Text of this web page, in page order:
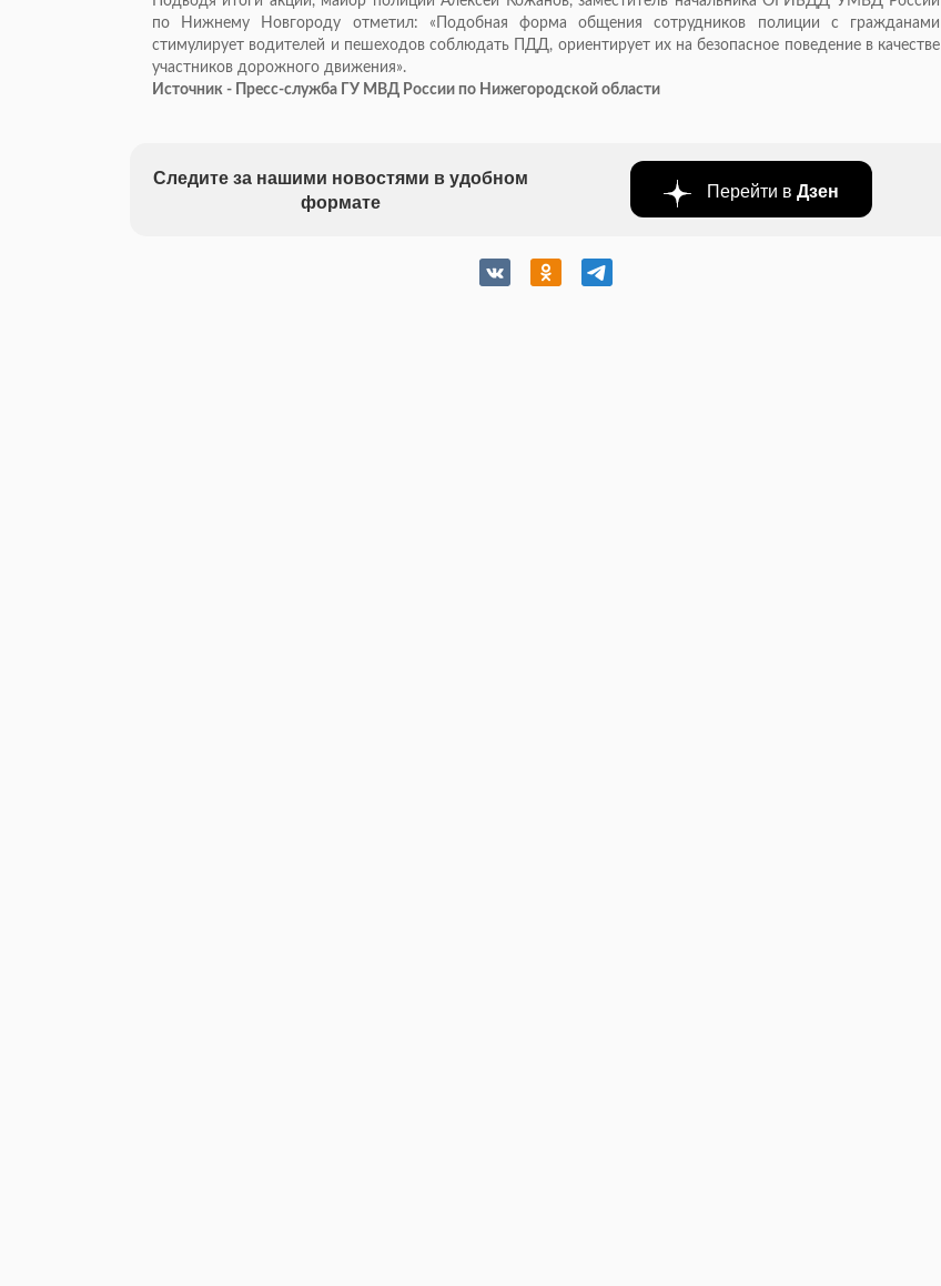
по Нижнему Новгороду отметил: «Подобная форма общения сотрудников полиции с гражданами
стимулирует водителей и пешеходов соблюдать ПДД, ориентирует их на безопасное поведение в качестве
участников дорожного движения».
Источник - Пресс-служба ГУ МВД России по Нижегородской области
Следите за нашими новостями в удобном
формате
Перейти в Дзен